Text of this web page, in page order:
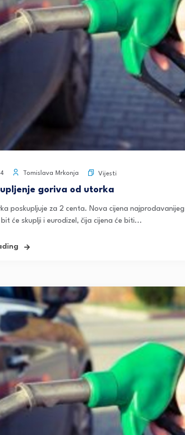
Tomislava Mrkonja Vijesti
goriva od utorka
poskupljuje za 2 centa. Nova cijena
će skuplji i eurodizel, čija cijena će biti...